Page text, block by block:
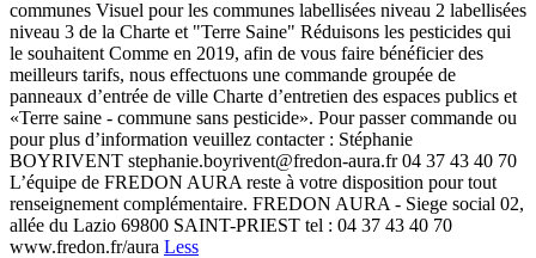
communes Visuel pour les communes labellisées niveau 2 labellisées
niveau 3 de la Charte et "Terre Saine" Réduisons les pesticides qui
le souhaitent Comme en 2019, afin de vous faire bénéficier des
meilleurs tarifs, nous effectuons une commande groupée de
panneaux d’entrée de ville Charte d’entretien des espaces publics et
«Terre saine - commune sans pesticide». Pour passer commande ou
pour plus d’information veuillez contacter : Stéphanie
BOYRIVENT stephanie.boyrivent@fredon-aura.fr 04 37 43 40 70
L’équipe de FREDON AURA reste à votre disposition pour tout
renseignement complémentaire. FREDON AURA - Siege social 02,
allée du Lazio 69800 SAINT-PRIEST tel : 04 37 43 40 70
www.fredon.fr/aura Less